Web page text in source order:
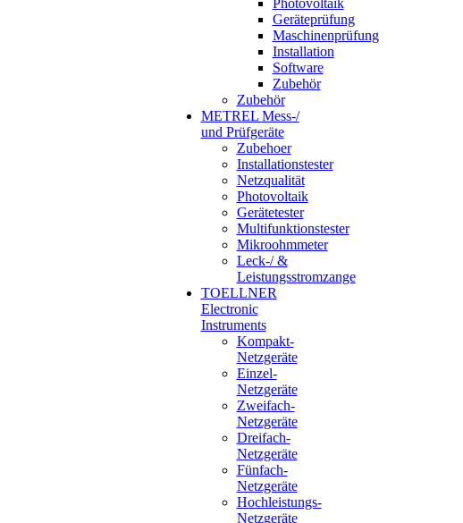
Geräteprüfung
Maschinenprüfung
Installation
Software
Zubehör
Zubehör
METREL Mess-/
und Prüfgeräte
Zubehoer
Installationstester
Netzqualität
Photovoltaik
Gerätetester
Multifunktionstester
Mikroohmmeter
Leck-/ &
Leistungsstromzange
TOELLNER
Electronic
Instruments
Kompakt-
Netzgeräte
Einzel-
Netzgeräte
Zweifach-
Netzgeräte
Dreifach-
Netzgeräte
Fünfach-
Netzgeräte
Hochleistungs-
Netzgeräte